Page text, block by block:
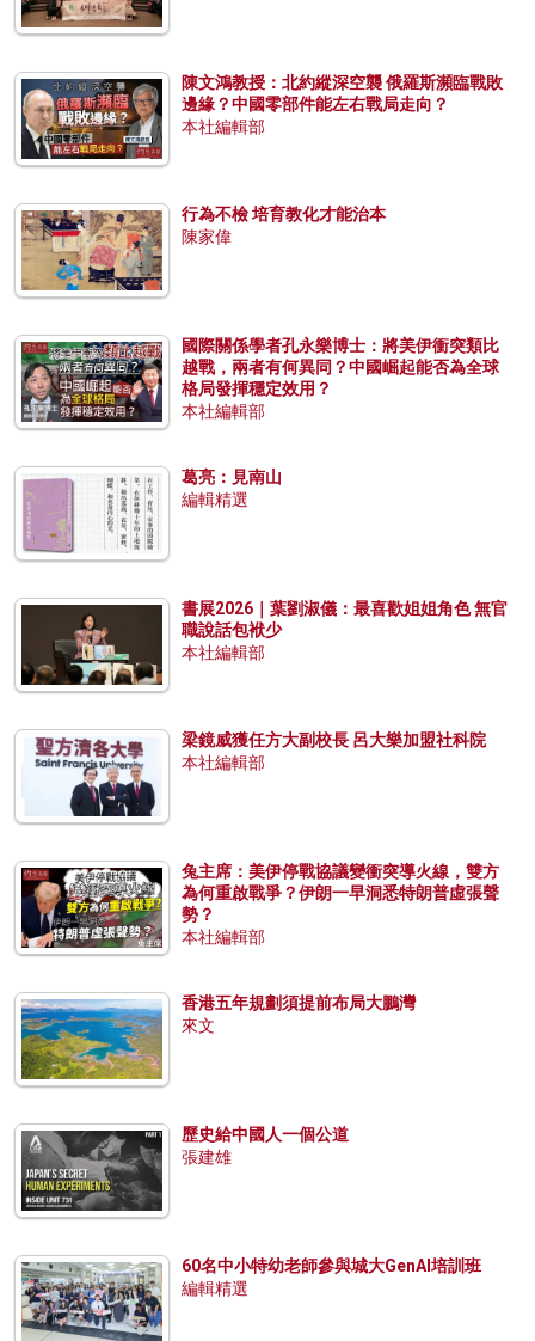
陳文鴻教授：北約縱深空襲 俄羅斯瀕臨戰敗
邊緣？中國零部件能左右戰局走向？
本社編輯部
行為不檢 培育教化才能治本
陳家偉
國際關係學者孔永樂博士：將美伊衝突類比
越戰，兩者有何異同？中國崛起能否為全球
格局發揮穩定效用？
本社編輯部
葛亮：見南山
編輯精選
書展2026｜葉劉淑儀：最喜歡姐姐角色 無官
職說話包袱少
本社編輯部
梁鏡威獲任方大副校長 呂大樂加盟社科院
本社編輯部
兔主席：美伊停戰協議變衝突導火線，雙方
為何重啟戰爭？伊朗一早洞悉特朗普虛張聲
勢？
本社編輯部
香港五年規劃須提前布局大鵬灣
來文
歷史給中國人一個公道
張建雄
60名中小特幼老師參與城大GenAI培訓班
編輯精選